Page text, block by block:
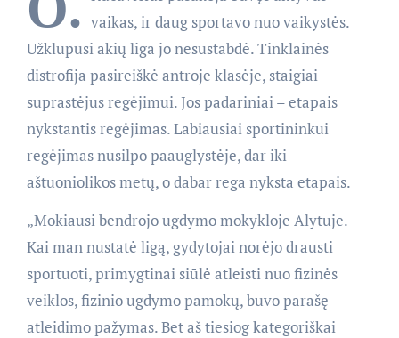
vaikas, ir daug sportavo nuo vaikystės.
Užklupusi akių liga jo nesustabdė. Tinklainės
distrofija pasireiškė antroje klasėje, staigiai
suprastėjus regėjimui. Jos padariniai – etapais
nykstantis regėjimas. Labiausiai sportininkui
regėjimas nusilpo paauglystėje, dar iki
aštuoniolikos metų, o dabar rega nyksta etapais.
„Mokiausi bendrojo ugdymo mokykloje Alytuje.
Kai man nustatė ligą, gydytojai norėjo drausti
sportuoti, primygtinai siūlė atleisti nuo fizinės
veiklos, fizinio ugdymo pamokų, buvo parašę
atleidimo pažymas. Bet aš tiesiog kategoriškai